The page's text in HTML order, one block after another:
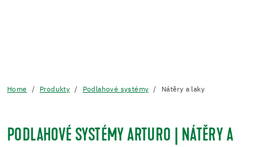
Home Produkty Podlahové systémy Nátěry a laky
PODLAHOVÉ SYSTÉMY ARTURO | NÁTĚRY A